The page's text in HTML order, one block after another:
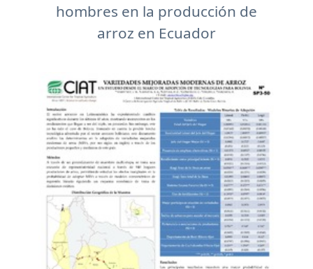
hombres en la producción de
arroz en Ecuador